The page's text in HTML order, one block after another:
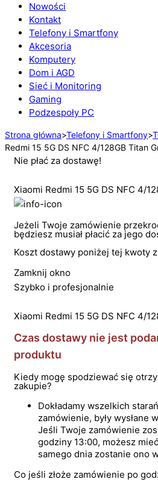
Nowości
Kontakt
Telefony i Smartfony
Akcesoria
Komputery
Dom i AGD
Sieć i Monitoring
Gaming
Podzespoły PC
Strona główna>Telefony i Smartfony>
Redmi 15 5G DS NFC 4/128GB Titan
Nie płać za dostawę!
Xiaomi Redmi 15 5G DS NFC 4/
Jeżeli Twoje zamówienie
będziesz musiał płacić za jego
Koszt dostawy poniżej tej kwoty
Zamknij okno
Szybko i profesjonalnie
Xiaomi Redmi 15 5G DS NFC 4/
Czas dostawy nie jest
produktu
Kiedy mogę spodziewać się
zakupie?
Dokładamy wszelkich
zamówienie, były wysłane
Jeśli Twoje zamówienie
godziny 13:00, możesz
samego dnia zostanie ono
Co jeśli złoże zamówienie po